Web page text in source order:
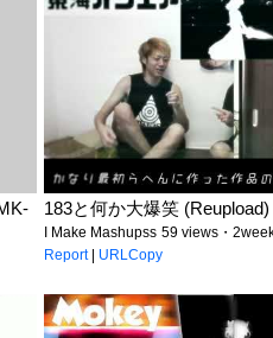
183と何か大爆笑 (Reupload)
I Make Mashupss 59 views・
Report| URLCopy